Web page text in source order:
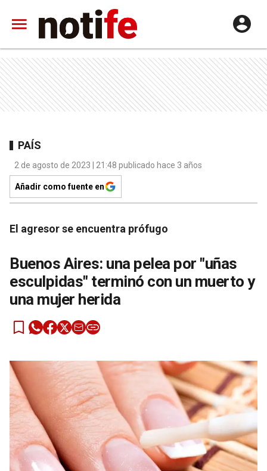
PAÍS
2 de agosto de 2023 | 21:48 publicado hace 3 años
Añadir como fuente en
El agresor se encuentra prófugo
Buenos Aires: una pelea por "uñas
esculpidas" terminó con un muerto y
una mujer herida